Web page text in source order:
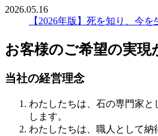
2026.05.16
【2026年版】死を知り、今
お客様のご希望の実現
当社の経営理念
わたしたちは、石の専門家と
します。
わたしたちは、職人として